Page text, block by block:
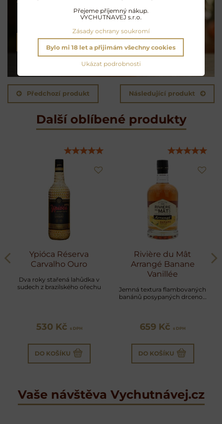
Exotické opojení
Předchozí produkt Následující produkt
Další oblíbené produkty
Ypióca Réserva
Carvalho Ouro
Dva roky stařená lahůdka v
sudech z brazilského ořechu
530 Kč s DPH
DO KOŠÍKU
Rivière du Mât
Arrangé Banane
Vanillée
Jemná textura flambovaných
banánů posypaných drcenou
659 Kč s DPH
DO KOŠÍKU
Vaše návštěva Vychutnávej.cz
Přejeme příjemný nákup.
VYCHUTNAVEJ s.r.o.
Zásady ochrany soukromí
Ukázat podrobnosti
Bylo mi 18 let a přijimám všechny cookies